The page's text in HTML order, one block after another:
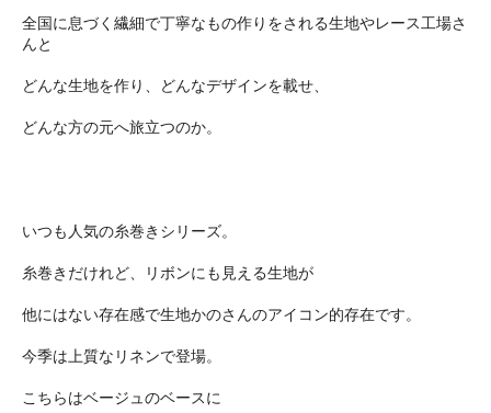
全国に息づく繊細で丁寧なもの作りをされる生地やレース工場さ
んと
どんな生地を作り、どんなデザインを載せ、
どんな方の元へ旅立つのか。
いつも人気の糸巻きシリーズ。
糸巻きだけれど、リボンにも見える生地が
他にはない存在感で生地かのさんのアイコン的存在です。
今季は上質なリネンで登場。
こちらはベージュのベースに